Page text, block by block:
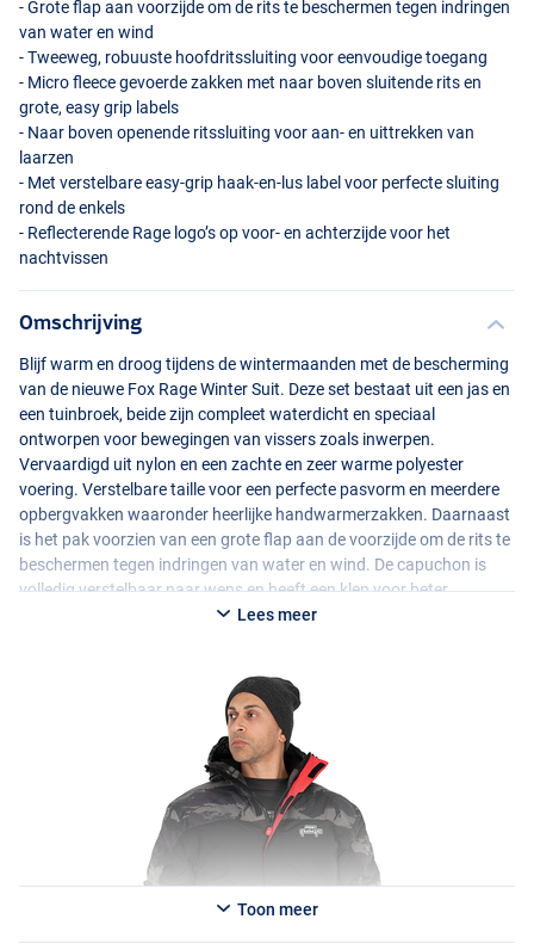
- Grote flap aan voorzijde om de rits te beschermen tegen indringen
van water en wind
- Tweeweg, robuuste hoofdritssluiting voor eenvoudige toegang
- Micro fleece gevoerde zakken met naar boven sluitende rits en
grote, easy grip labels
- Naar boven openende ritssluiting voor aan- en uittrekken van
laarzen
- Met verstelbare easy-grip haak-en-lus label voor perfecte sluiting
rond de enkels
- Reflecterende Rage logo’s op voor- en achterzijde voor het
nachtvissen
Omschrijving
Blijf warm en droog tijdens de wintermaanden met de bescherming
van de nieuwe Fox Rage Winter Suit. Deze set bestaat uit een jas en
een tuinbroek, beide zijn compleet waterdicht en speciaal
ontworpen voor bewegingen van vissers zoals inwerpen.
Vervaardigd uit nylon en een zachte en zeer warme polyester
voering. Verstelbare taille voor een perfecte pasvorm en meerdere
opbergvakken waaronder heerlijke handwarmerzakken. Daarnaast
is het pak voorzien van een grote flap aan de voorzijde om de rits te
beschermen tegen indringen van water en wind. De capuchon is
volledig verstelbaar naar wens en heeft een klep voor beter
wegleiden van water. Dit alles en nog veel meer om jouw warm te
Lees meer
Toon meer